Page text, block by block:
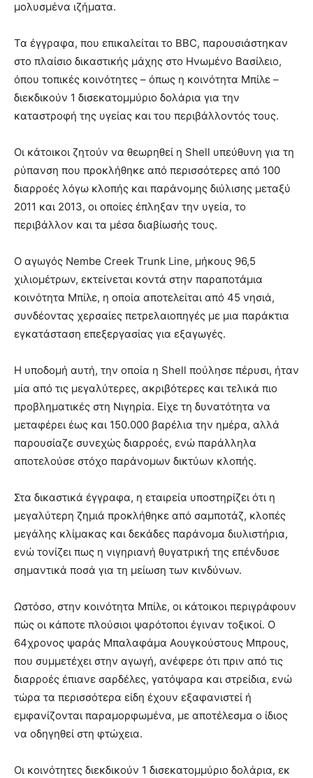
μολυσμένα ιζήματα.
Τα έγγραφα, που επικαλείται το BBC, παρουσιάστηκαν
στο πλαίσιο δικαστικής μάχης στο Ηνωμένο Βασίλειο,
όπου τοπικές κοινότητες – όπως η κοινότητα Μπίλε –
διεκδικούν 1 δισεκατομμύριο δολάρια για την
καταστροφή της υγείας και του περιβάλλοντός τους.
Οι κάτοικοι ζητούν να θεωρηθεί η Shell υπεύθυνη για τη
ρύπανση που προκλήθηκε από περισσότερες από 100
διαρροές λόγω κλοπής και παράνομης διύλισης μεταξύ
2011 και 2013, οι οποίες έπληξαν την υγεία, το
περιβάλλον και τα μέσα διαβίωσής τους.
Ο αγωγός Nembe Creek Trunk Line, μήκους 96,5
χιλιομέτρων, εκτείνεται κοντά στην παραποτάμια
κοινότητα Μπίλε, η οποία αποτελείται από 45 νησιά,
συνδέοντας χερσαίες πετρελαιοπηγές με μια παράκτια
εγκατάσταση επεξεργασίας για εξαγωγές.
Η υποδομή αυτή, την οποία η Shell πούλησε πέρυσι, ήταν
μία από τις μεγαλύτερες, ακριβότερες και τελικά πιο
προβληματικές στη Νιγηρία. Είχε τη δυνατότητα να
μεταφέρει έως και 150.000 βαρέλια την ημέρα, αλλά
παρουσίαζε συνεχώς διαρροές, ενώ παράλληλα
αποτελούσε στόχο παράνομων δικτύων κλοπής.
Στα δικαστικά έγγραφα, η εταιρεία υποστηρίζει ότι η
μεγαλύτερη ζημιά προκλήθηκε από σαμποτάζ, κλοπές
μεγάλης κλίμακας και δεκάδες παράνομα διυλιστήρια,
ενώ τονίζει πως η νιγηριανή θυγατρική της επένδυσε
σημαντικά ποσά για τη μείωση των κινδύνων.
Ωστόσο, στην κοινότητα Μπίλε, οι κάτοικοι περιγράφουν
πώς οι κάποτε πλούσιοι ψαρότοποι έγιναν τοξικοί. Ο
64χρονος ψαράς Μπαλαφάμα Αουγκούστους Μπρους,
που συμμετέχει στην αγωγή, ανέφερε ότι πριν από τις
διαρροές έπιανε σαρδέλες, γατόψαρα και στρείδια, ενώ
τώρα τα περισσότερα είδη έχουν εξαφανιστεί ή
εμφανίζονται παραμορφωμένα, με αποτέλεσμα ο ίδιος
να οδηγηθεί στη φτώχεια.
Οι κοινότητες διεκδικούν 1 δισεκατομμύριο δολάρια, εκ